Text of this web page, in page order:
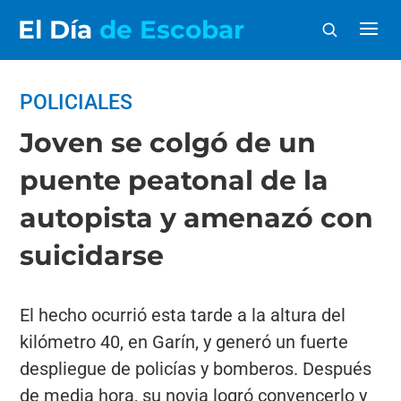
El Día de Escobar
POLICIALES
Joven se colgó de un
puente peatonal de la
autopista y amenazó con
suicidarse
El hecho ocurrió esta tarde a la altura del
kilómetro 40, en Garín, y generó un fuerte
despliegue de policías y bomberos. Después
de media hora, su novia logró convencerlo y